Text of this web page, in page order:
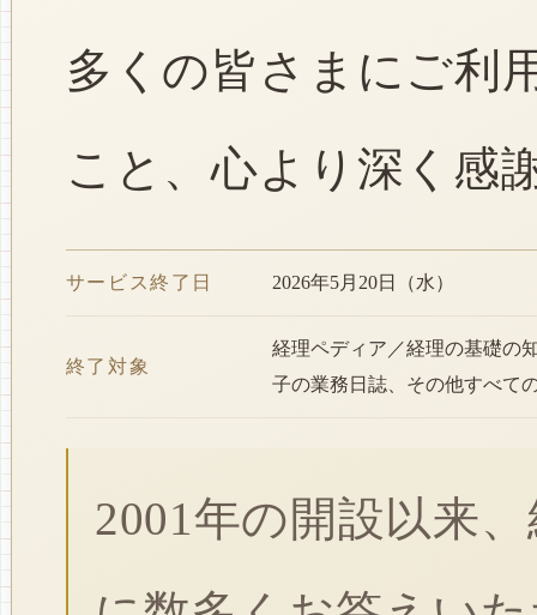
多くの皆さまにご利
こと、心より深く感
サービス終了日 2026年5月20日（水）
終了対象
経理ペディア／経理の基礎の
子の業務日誌、その他すべて
2001年の開設以来